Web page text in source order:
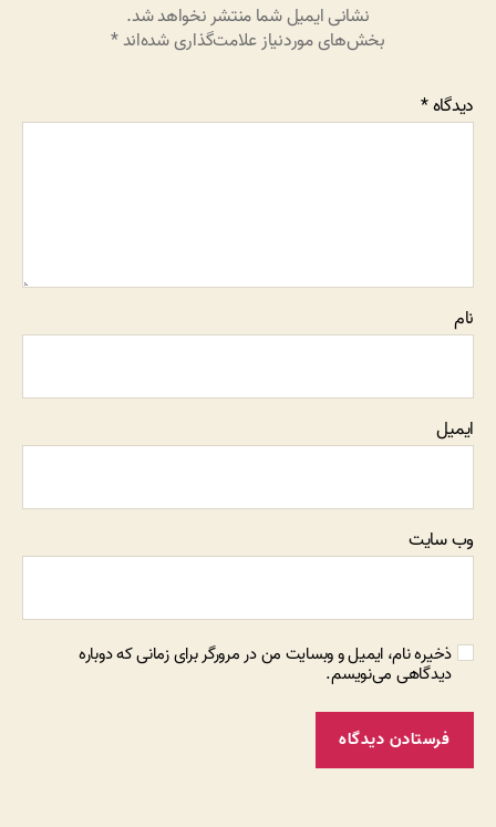
نشانی ایمیل شما منتشر نخواهد شد.
بخش‌های موردنیاز علامت‌گذاری شده‌اند*
دیدگاه*
نام
ایمیل
وب‌ سایت
ذخیره نام، ایمیل و وبسایت من در مرورگر برای زمانی که دوباره
دیدگاهی می‌نویسم.